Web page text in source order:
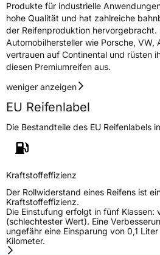
Produkte für industrielle
hohe Qualität und hat zahlreiche
der Reifenproduktion hervorgebracht.
Automobilhersteller wie Porsche, VW,
vertrauen auf Continental und rüsten
diesen Premiumreifen aus.
weniger anzeigen
EU Reifenlabel
Die Bestandteile des EU Reifenlabels
Kraftstoffeffizienz
Der Rollwiderstand eines Reifens ist
Kraftstoffeffizienz.
Die Einstufung erfolgt in fünf Klassen:
(schlechtester Wert). Eine
ungefähr eine Einsparung von 0,1
Kilometer.